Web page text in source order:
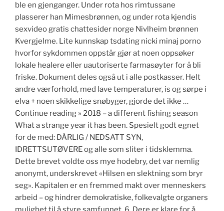
ble en gjenganger. Under rota hos rimtussane
plasserer han Mimesbrønnen, og under rota kjendis
sexvideo gratis chattesider norge Nivlheim brønnen
Kvergjelme. Lite kunnskap tsdating nicki minaj porno
hvorfor sykdommen oppstår gjør at noen oppsøker
lokale healere eller uautoriserte farmasøyter for å bli
friske. Dokument deles også ut i alle postkasser. Helt
andre værforhold, med lave temperaturer, is og sørpe i
elva + noen skikkelige snøbyger, gjorde det ikke …
Continue reading » 2018 – a different fishing season
What a strange year it has been. Spesielt godt egnet
for de med: DÅRLIG / NEDSATT SYN,
IDRETTSUTØVERE og alle som sliter i tidsklemma.
Dette brevet voldte oss mye hodebry, det var nemlig
anonymt, underskrevet «Hilsen en slektning som bryr
seg». Kapitalen er en fremmed makt over menneskers
arbeid – og hindrer demokratiske, folkevalgte organers